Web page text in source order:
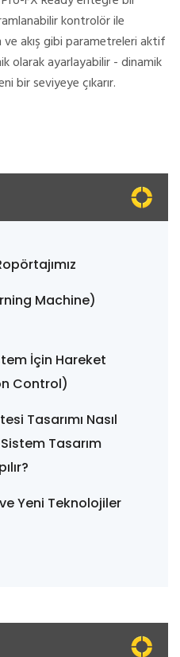
kontrolör ile
akış gibi parametreleri aktif
olarak ayarlayabilir - dinamik
bir seviyeye çıkarır.
Machine)
İçin Hareket
Control)
Tasarımı Nasıl
Tasarım
Yeni Teknolojiler